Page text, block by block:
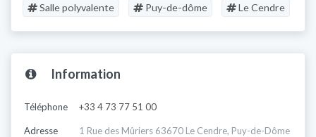
Salle polyvalente Puy-de-dôme Le Cendre
Information
Téléphone +33 4 73 77 51 00
Adresse 1 Rue des Mûriers 63670 Le Cendre, Puy-de-Dôme